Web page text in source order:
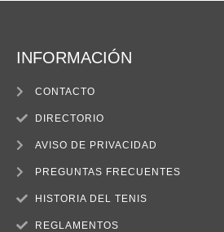
INFORMACIÓN
CONTACTO
DIRECTORIO
AVISO DE PRIVACIDAD
PREGUNTAS FRECUENTES
HISTORIA DEL TENIS
REGLAMENTOS